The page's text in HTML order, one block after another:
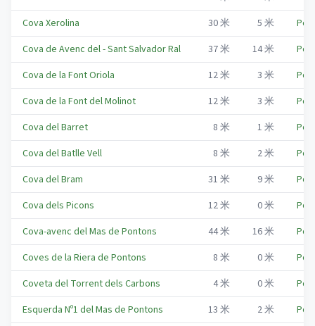
Cova Xerolina
30米 5 米
Cova de Avenc del - Sant Salvador Ral
37米 14米
Cova de la Font Oriola
12米 3 米
Cova de la Font del Molinot
12米 3 米
Cova del Barret
8 米 1 米
Cova del Batlle Vell
8 米 2米
Cova del Bram
31 米 9米
Cova dels Picons
12米 0米
Cova-avenc del Mas de Pontons
44米 16米
Coves de la Riera de Pontons
8 米 0米
Coveta del Torrent dels Carbons
4米 0米
Esquerda Nº1 del Mas de Pontons
13 米 2米